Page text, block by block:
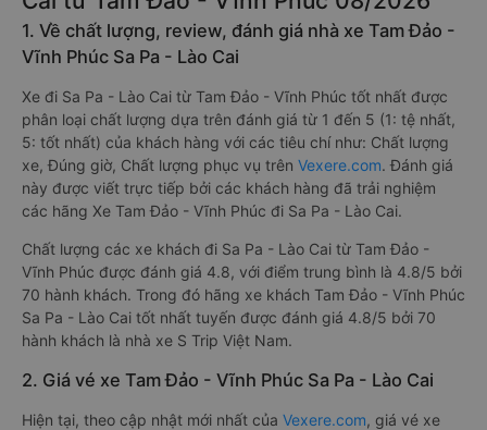
1. Về chất lượng, review, đánh giá nhà xe Tam Đảo -
Vĩnh Phúc Sa Pa - Lào Cai
Xe đi Sa Pa - Lào Cai từ Tam Đảo - Vĩnh Phúc tốt nhất được
phân loại chất lượng dựa trên đánh giá từ 1 đến 5 (1: tệ nhất,
5: tốt nhất) của khách hàng với các tiêu chí như: Chất lượng
xe, Đúng giờ, Chất lượng phục vụ trên Vexere.com. Đánh giá
này được viết trực tiếp bởi các khách hàng đã trải nghiệm
các hãng Xe Tam Đảo - Vĩnh Phúc đi Sa Pa - Lào Cai.
Chất lượng các xe khách đi Sa Pa - Lào Cai từ Tam Đảo -
Vĩnh Phúc được đánh giá 4.8, với điểm trung bình là 4.8/5 bởi
70 hành khách. Trong đó hãng xe khách Tam Đảo - Vĩnh Phúc
Sa Pa - Lào Cai tốt nhất tuyến được đánh giá 4.8/5 bởi 70
hành khách là nhà xe S Trip Việt Nam.
2. Giá vé xe Tam Đảo - Vĩnh Phúc Sa Pa - Lào Cai
Hiện tại, theo cập nhật mới nhất của Vexere.com, giá vé xe